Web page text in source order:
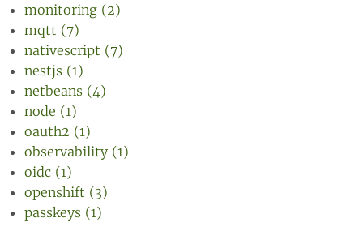
monitoring (2)
mqtt (7)
nativescript (7)
nestjs (1)
netbeans (4)
node (1)
oauth2 (1)
observability (1)
oidc (1)
openshift (3)
passkeys (1)